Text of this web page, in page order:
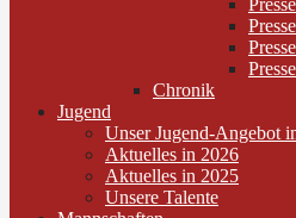
Chronik
Jugend
Unser Jugend-Angebot
Aktuelles in 2026
Aktuelles in 2025
Unsere Talente